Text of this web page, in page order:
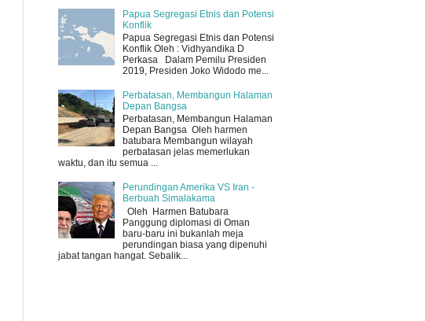
Papua Segregasi Etnis dan Potensi
Konflik
Papua Segregasi Etnis dan Potensi
Konflik Oleh : Vidhyandika D
Perkasa Dalam Pemilu Presiden
2019, Presiden Joko Widodo me...
Perbatasan, Membangun Halaman
Depan Bangsa
Perbatasan, Membangun Halaman
Depan Bangsa Oleh harmen
batubara Membangun wilayah
perbatasan jelas memerlukan
waktu, dan itu semua ...
Perundingan Amerika VS Iran -
Berbuah Simalakama
Oleh Harmen Batubara
Panggung diplomasi di Oman
baru-baru ini bukanlah meja
perundingan biasa yang dipenuhi
jabat tangan hangat. Sebalik...